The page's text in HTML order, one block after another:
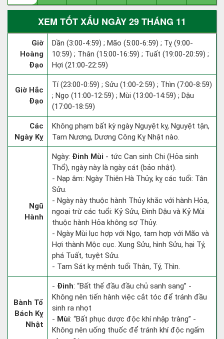
XEM TỐT XẤU NGÀY 29 THÁNG 11
Giờ
Hoàng
Đạo
Dần (3:00-4:59) ; Mão (5:00-6:59) ; Tỵ (9:00-
10:59) ; Thân (15:00-16:59) ; Tuất (19:00-20:59) ;
Hợi (21:00-22:59)
Giờ Hắc
Đạo
Tí (23:00-0:59) ; Sửu (1:00-2:59) ; Thìn (7:00-8:59)
; Ngọ (11:00-12:59) ; Mùi (13:00-14:59) ; Dậu
(17:00-18:59)
Các
Ngày Kỵ
Không phạm bất kỳ ngày Nguyệt kỵ, Nguyệt tận,
Tam Nương, Dương Công Kỵ Nhật nào.
Ngũ
Hành
Ngày: Đinh Mùi - tức Can sinh Chi (Hỏa sinh
Thổ), ngày này là ngày cát (bảo nhật).
- Nạp âm: Ngày Thiên Hà Thủy, kỵ các tuổi: Tân
Sửu.
- Ngày này thuộc hành Thủy khắc với hành Hỏa,
ngoại trừ các tuổi: Kỷ Sửu, Đinh Dậu và Kỷ Mùi
thuộc hành Hỏa không sợ Thủy.
- Ngày Mùi lục hợp với Ngọ, tam hợp với Mão và
Hợi thành Mộc cục. Xung Sửu, hình Sửu, hại Tý,
phá Tuất, tuyệt Sửu.
- Tam Sát kỵ mệnh tuổi Thân, Tý, Thìn.
Bành Tổ
Bách Kỵ
Nhật
- Đinh: “Bất thế đầu đầu chủ sanh sang” -
Không nên tiến hành việc cắt tóc để tránh đầu
sinh ra nhọt
- Mùi: “Bất phục dược độc khí nhập tràng” -
Không nên uống thuốc để tránh khí độc ngấm